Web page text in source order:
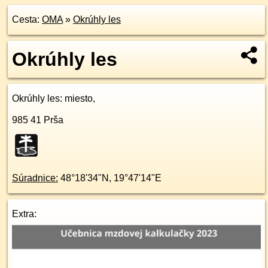
Cesta: OMA» Okrúhly les
Okrúhly les
Okrúhly les: miesto,
985 41 Prša
Súradnice: 48°18'34"N , 19°47'14"E
Extra: